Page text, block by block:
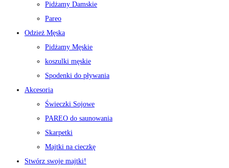
Pidżamy Damskie
Pareo
Odzież Męska
Pidżamy Męskie
koszulki męskie
Spodenki do pływania
Akcesoria
Świeczki Sojowe
PAREO do saunowania
Skarpetki
Majtki na cieczkę
Stwórz swoje majtki!